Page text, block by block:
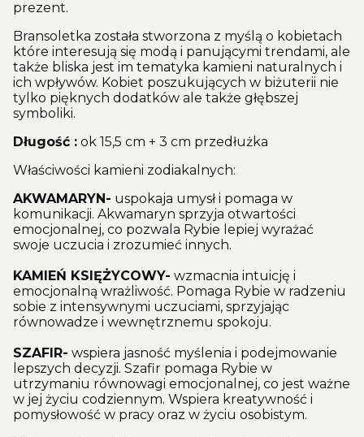
prezent.
Bransoletka została stworzona z myślą o kobietach
które interesują się modą i panującymi trendami, ale
także bliska jest im tematyka kamieni naturalnych i
ich wpływów. Kobiet poszukujących w biżuterii nie
tylko pięknych dodatków ale także głębszej
symboliki.
Długość : ok 15,5 cm + 3 cm przedłużka
Właściwości kamieni zodiakalnych:
AKWAMARYN- uspokaja umysł i pomaga w
komunikacji. Akwamaryn sprzyja otwartości
emocjonalnej, co pozwala Rybie lepiej wyrażać
swoje uczucia i zrozumieć innych.
KAMIEŃ KSIĘŻYCOWY- wzmacnia intuicję i
emocjonalną wrażliwość. Pomaga Rybie w radzeniu
sobie z intensywnymi uczuciami, sprzyjając
równowadze i wewnętrznemu spokoju.
SZAFIR- wspiera jasność myślenia i podejmowanie
lepszych decyzji. Szafir pomaga Rybie w
utrzymaniu równowagi emocjonalnej, co jest ważne
w jej życiu codziennym. Wspiera kreatywność i
pomysłowość w pracy oraz w życiu osobistym.